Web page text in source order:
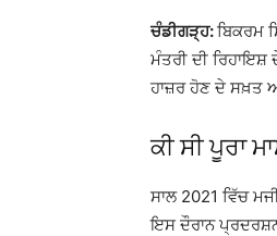
ਚੰਡੀਗੜ੍ਹ:ਬਿਕਰਮ
ਮੰਤਰੀ ਦੀ
ਹਾਜ਼ਰ ਹੋਣ ਦੇ ਸਖ਼ਤ
ਕੀ ਸੀ ਪੂਰਾ
ਸਾਲ 2021 ਵਿੱਚ
ਇਸ ਦੌਰਾਨ